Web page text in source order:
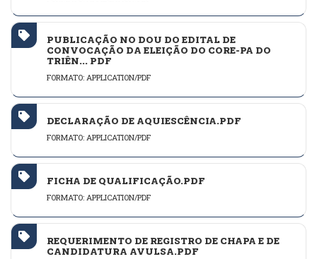
PUBLICAÇÃO NO DOU DO EDITAL DE
CONVOCAÇÃO DA ELEIÇÃO DO CORE-PA DO
TRIÊN... PDF
FORMATO: APPLICATION/PDF
DECLARAÇÃO DE AQUIESCÊNCIA.PDF
FORMATO: APPLICATION/PDF
FICHA DE QUALIFICAÇÃO.PDF
FORMATO: APPLICATION/PDF
REQUERIMENTO DE REGISTRO DE CHAPA E DE
CANDIDATURA AVULSA.PDF